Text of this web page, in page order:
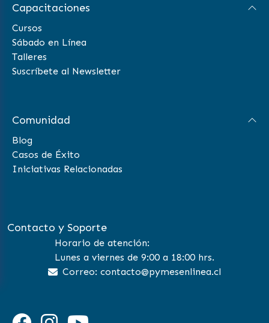
Capacitaciones
Cursos
Sábado en Línea
Talleres
Suscríbete al Newsletter
Comunidad
Blog
Casos de Éxito
Iniciativas Relacionadas
Contacto y Soporte
Horario de atención:
Lunes a viernes de 9:00 a 18:00 hrs.
Correo: contacto@pymesenlinea.cl